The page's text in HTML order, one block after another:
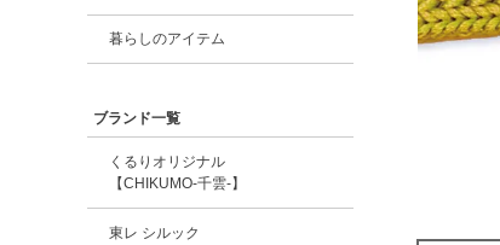
暮らしのアイテム
ブランド一覧
くるりオリジナル
【CHIKUMO-千雲-】
東レ シルック